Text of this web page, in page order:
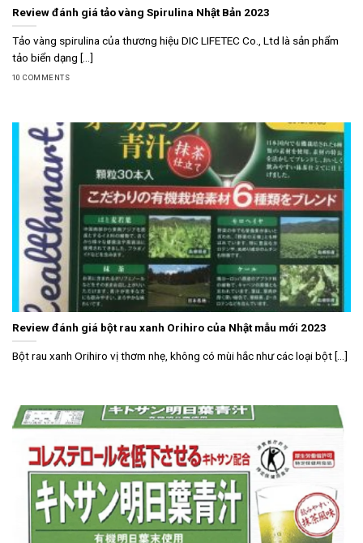
Review đánh giá tảo vàng Spirulina Nhật Bản 2023
Tảo vàng spirulina của thương hiệu DIC LIFETEC Co., Ltd là sản phẩm
tảo biển dạng [...]
10 COMMENTS
Review đánh giá bột rau xanh Orihiro của Nhật mẫu mới 2023
Bột rau xanh Orihiro vị thơm nhẹ, không có mùi hắc như các loại bột [...]